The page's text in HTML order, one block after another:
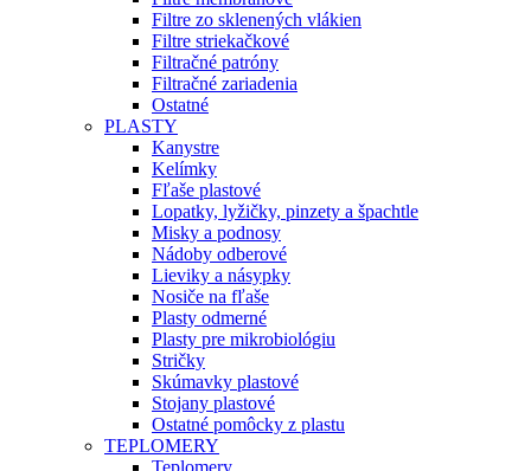
Filtre zo sklenených vlákien
Filtre striekačkové
Filtračné patróny
Filtračné zariadenia
Ostatné
PLASTY
Kanystre
Kelímky
Fľaše plastové
Lopatky, lyžičky, pinzety a špachtle
Misky a podnosy
Nádoby odberové
Lieviky a násypky
Nosiče na fľaše
Plasty odmerné
Plasty pre mikrobiológiu
Stričky
Skúmavky plastové
Stojany plastové
Ostatné pomôcky z plastu
TEPLOMERY
Teplomery